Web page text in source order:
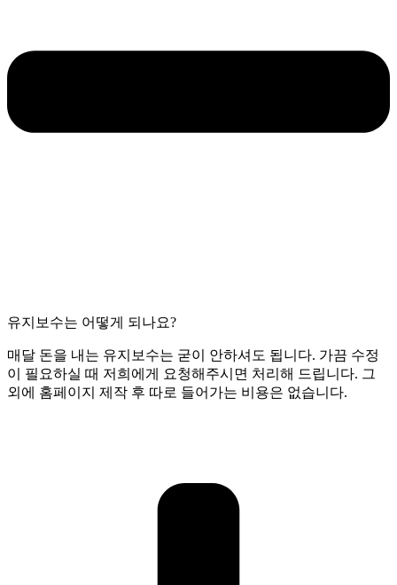
유지보수는 어떻게 되나요?
매달 돈을 내는 유지보수는 굳이 안하셔도 됩니다. 가끔 수정
이 필요하실 때 저희에게 요청해주시면 처리해 드립니다. 그
외에 홈페이지 제작 후 따로 들어가는 비용은 없습니다.